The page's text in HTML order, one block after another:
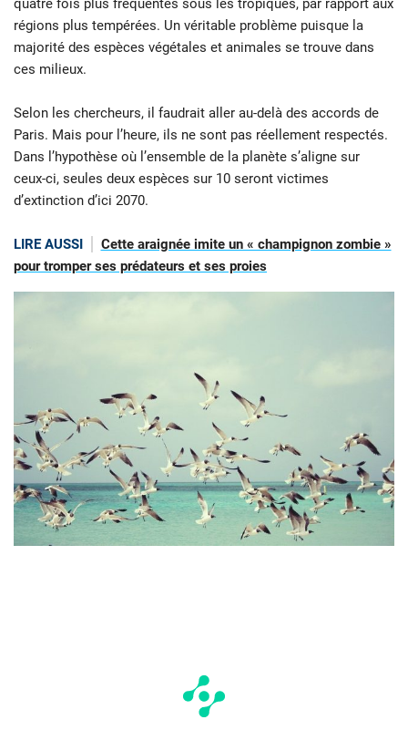
quatre fois plus fréquentes sous les tropiques, par rapport aux
régions plus tempérées. Un véritable problème puisque la
majorité des espèces végétales et animales se trouve dans
ces milieux.
Selon les chercheurs, il faudrait aller au-delà des accords de
Paris. Mais pour l’heure, ils ne sont pas réellement respectés.
Dans l’hypothèse où l’ensemble de la planète s’aligne sur
ceux-ci, seules deux espèces sur 10 seront victimes
d’extinction d’ici 2070.
LIRE AUSSI
Cette araignée imite un « champignon zombie »
pour tromper ses prédateurs et ses proies